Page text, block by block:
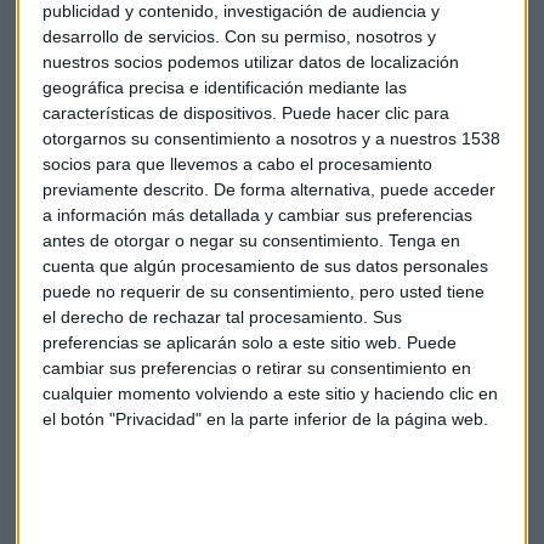
publicidad y contenido, investigación de audiencia y
desarrollo de servicios. Con su permiso, nosotros y
nuestros socios podemos utilizar datos de localización
geográfica precisa e identificación mediante las
características de dispositivos. Puede hacer clic para
otorgarnos su consentimiento a nosotros y a nuestros 1538
socios para que llevemos a cabo el procesamiento
previamente descrito. De forma alternativa, puede acceder
a información más detallada y cambiar sus preferencias
antes de otorgar o negar su consentimiento. Tenga en
cuenta que algún procesamiento de sus datos personales
puede no requerir de su consentimiento, pero usted tiene
el derecho de rechazar tal procesamiento. Sus
preferencias se aplicarán solo a este sitio web. Puede
cambiar sus preferencias o retirar su consentimiento en
cualquier momento volviendo a este sitio y haciendo clic en
el botón "Privacidad" en la parte inferior de la página web.
desfavorables con el rendimiento académico.
En defnitiva, apuesta por elfomento de la
responsabilidad en el estudio por parte de los
beneficiarios, tanto para el acceso como para
mantenerse en él.
Arcadio García Montoro. Abogado.
Sentencia Tribunal Supremo CEAPA
Rendimiento académico Educación